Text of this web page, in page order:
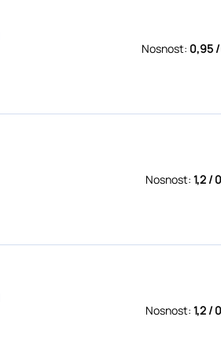
Nosnost: 0,95
Nosnost: 1,2 /
Nosnost: 1,2 /